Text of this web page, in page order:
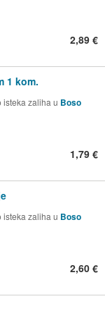
2,89 €
1 kom.
isteka zaliha u Boso
1,79 €
isteka zaliha u Boso
2,60 €